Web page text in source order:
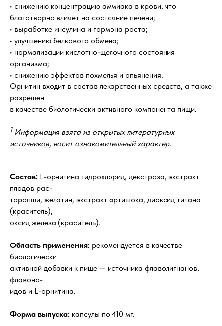
• снижению концентрацию аммиака в крови, что
благотворно влияет на состояние печени;
• выработке инсулина и гормона роста;
• улучшению белкового обмена;
• нормализации кислотно-щелочного состояния
организма;
• снижению эффектов похмелья и опьянения.
Орнитин входит в состав лекарственных средств, а также
разрешен
в качестве биологически активного компонента пищи.
1Информация взята из открытых литературных
источников, носит ознакомительный характер.
Состав: L-орнитина гидрохлорид, декстроза, экстракт
плодов рас-
торопши, желатин, экстракт артишока, диоксид титана
(краситель),
оксид железа (краситель).
Область применения: рекомендуется в качестве
биологически
активной добавки к пище — источника флаволигнанов,
флавоно-
идов и L-орнитина.
Форма выпуска: капсулы по 410 мг.